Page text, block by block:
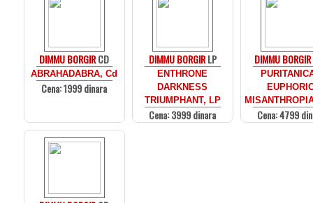
DIMMU BORGIRCD
ABRAHADABRA, Cd
Cena: 1999 dinara
DIMMU BORGIRLP
ENTHRONE
DARKNESS
TRIUMPHANT, LP
Cena: 3999 dinara
DIMMU BORGIR
Cena: 4799